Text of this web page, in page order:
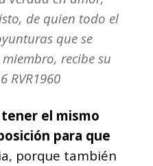
de quien todo el
que se
recibe su
RVR1960
el mismo
para que
porque también